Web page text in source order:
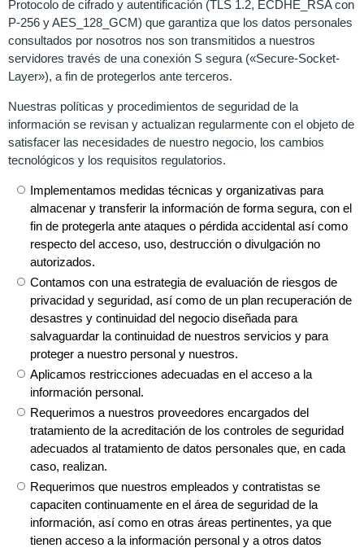
Protocolo de cifrado y autentificación (TLS 1.2, ECDHE_RSA con
P-256 y AES_128_GCM) que garantiza que los datos personales
consultados por nosotros nos son transmitidos a nuestros
servidores través de una conexión S segura («Secure-Socket-
Layer»), a fin de protegerlos ante terceros.
Nuestras políticas y procedimientos de seguridad de la
información se revisan y actualizan regularmente con el objeto de
satisfacer las necesidades de nuestro negocio, los cambios
tecnológicos y los requisitos regulatorios.
Implementamos medidas técnicas y organizativas para
almacenar y transferir la información de forma segura, con el
fin de protegerla ante ataques o pérdida accidental así como
respecto del acceso, uso, destrucción o divulgación no
autorizados.
Contamos con una estrategia de evaluación de riesgos de
privacidad y seguridad, así como de un plan recuperación de
desastres y continuidad del negocio diseñada para
salvaguardar la continuidad de nuestros servicios y para
proteger a nuestro personal y nuestros.
Aplicamos restricciones adecuadas en el acceso a la
información personal.
Requerimos a nuestros proveedores encargados del
tratamiento de la acreditación de los controles de seguridad
adecuados al tratamiento de datos personales que, en cada
caso, realizan.
Requerimos que nuestros empleados y contratistas se
capaciten continuamente en el área de seguridad de la
información, así como en otras áreas pertinentes, ya que
tienen acceso a la información personal y a otros datos